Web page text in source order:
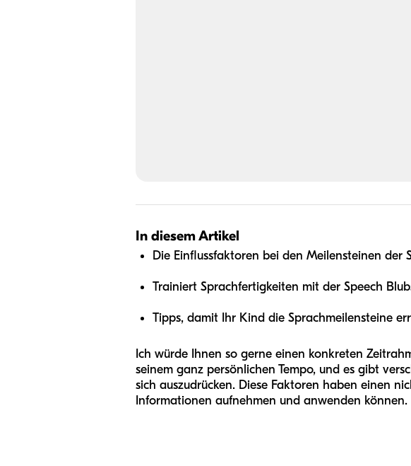
In diesem Artikel
Die Einflussfaktoren bei den Meilensteinen der
Trainiert Sprachfertigkeiten mit der Speech
Tipps, damit Ihr Kind die Sprachmeilensteine
Ich würde Ihnen so gerne einen konkreten
seinem ganz persönlichen Tempo, und es gibt
sich auszudrücken. Diese Faktoren haben einen
Informationen aufnehmen und anwenden können.